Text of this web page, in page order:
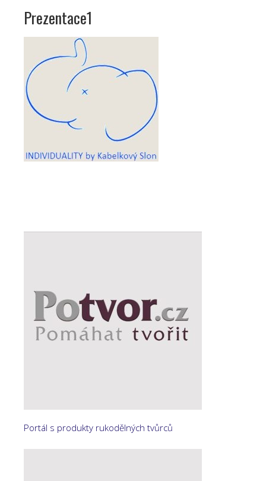
Prezentace1
Portál s produkty rukodělných tvůrců